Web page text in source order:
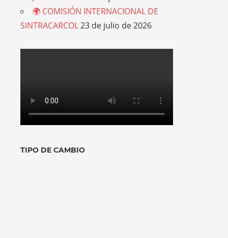
🌍 COMISIÓN INTERNACIONAL DE
SINTRACARCOL23 de julio de 2026
TIPO DE CAMBIO